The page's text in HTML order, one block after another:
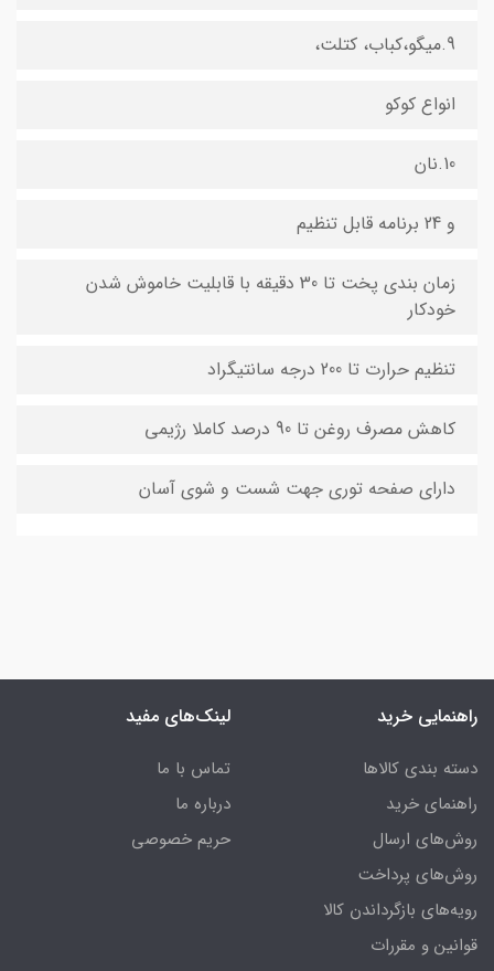
9.میگو،کباب، کتلت،
انواع کوکو
10.نان
و 24 برنامه قابل تنظیم
زمان بندی پخت تا 30 دقیقه با قابلیت خاموش شدن
خودکار
تنظیم حرارت تا 200 درجه سانتیگراد
کاهش مصرف روغن تا 90 درصد کاملا رژیمی
دارای صفحه توری جهت شست و شوی آسان
راهنمایی خرید
دسته بندی کالاها
راهنمای خرید
روش‌های ارسال
روش‌های پرداخت
رویه‌های بازگرداندن کالا
قوانین و مقررات
لینک‌های مفید
تماس با ما
درباره ما
حریم خصوصی